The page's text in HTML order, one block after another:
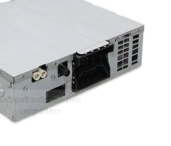
Doppelt antippen zum
vergrößern